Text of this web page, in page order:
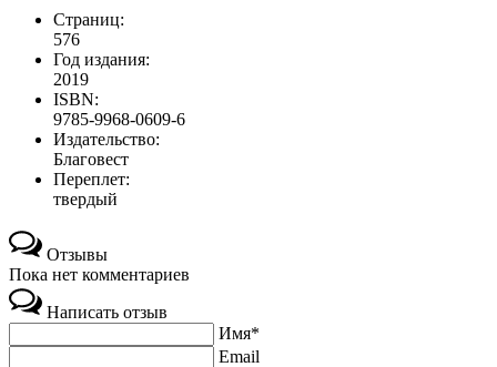
Страниц:
576
Год издания:
2019
ISBN:
9785-9968-0609-6
Издательство:
Благовест
Переплет:
твердый
Отзывы
Пока нет комментариев
Написать отзыв
Имя*
Email